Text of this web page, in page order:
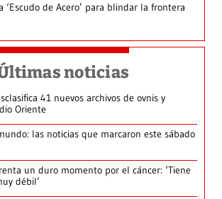
‘Escudo de Acero’ para blindar la frontera
noticias
41 nuevos archivos de ovnis y
Oriente
las noticias que marcaron este sábado
un duro momento por el cáncer: ‘Tiene
débil’